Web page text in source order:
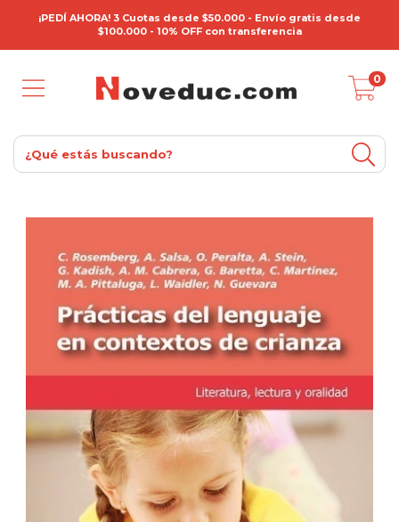
¡PEDÍ AHORA! 3 Cuotas desde $50.000 - Envío gratis desde
$100.000 - 10% OFF con transferencia
0